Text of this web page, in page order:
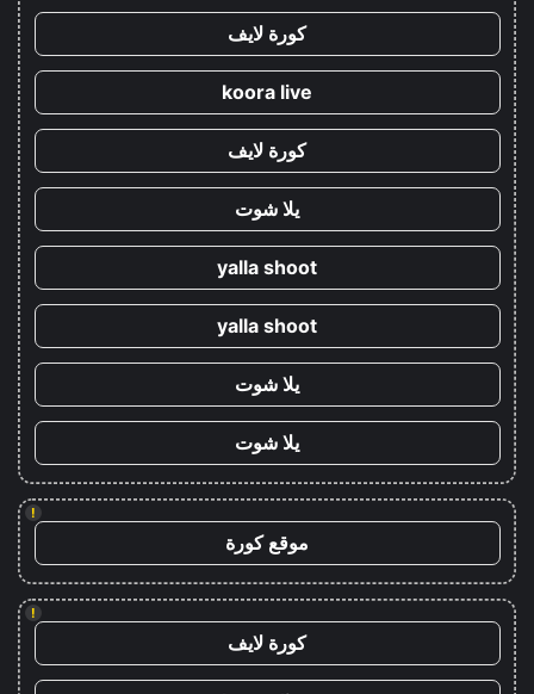
كورة لايف
koora live
كورة لايف
يلا شوت
yalla shoot
yalla shoot
يلا شوت
يلا شوت
!
موقع كورة
!
كورة لايف